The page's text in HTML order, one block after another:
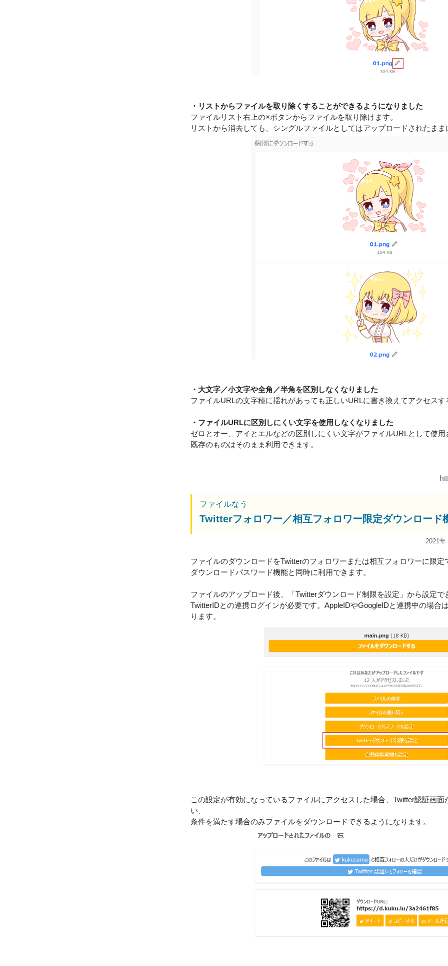
・リストからファイルを取り除くすることができるようになりました
ファイルリスト右上の×ボタンからファイルを取り除けます。
リストから消去しても、シングルファイルとしてはアップロードされたまま
・大文字／小文字や全角／半角を区別しなくなりました
ファイルURLの文字種に揺れがあっても正しいURLに書き換えてアクセスす
・ファイルURLに区別しにくい文字を使用しなくなりました
ゼロとオー、アイとエルなどの区別しにくい文字がファイルURLとして使用
既存のものはそのまま利用できます。
ファイルなう
Twitterフォロワー／相互フォロワー限定ダウンロード
2021年
ファイルのダウンロードをTwitterのフォロワーまたは相互フォロワーに限定
ダウンロードパスワード機能と同時に利用できます。
ファイルのアップロード後、「Twitterダウンロード制限を設定」から設定で
TwitterIDとの連携ログインが必要です。AppleIDやGoogleIDと連携中の場合
ります。
この設定が有効になっているファイルにアクセスした場合、Twitter認証画
い、
条件を満たす場合のみファイルをダウンロードできるようになります。